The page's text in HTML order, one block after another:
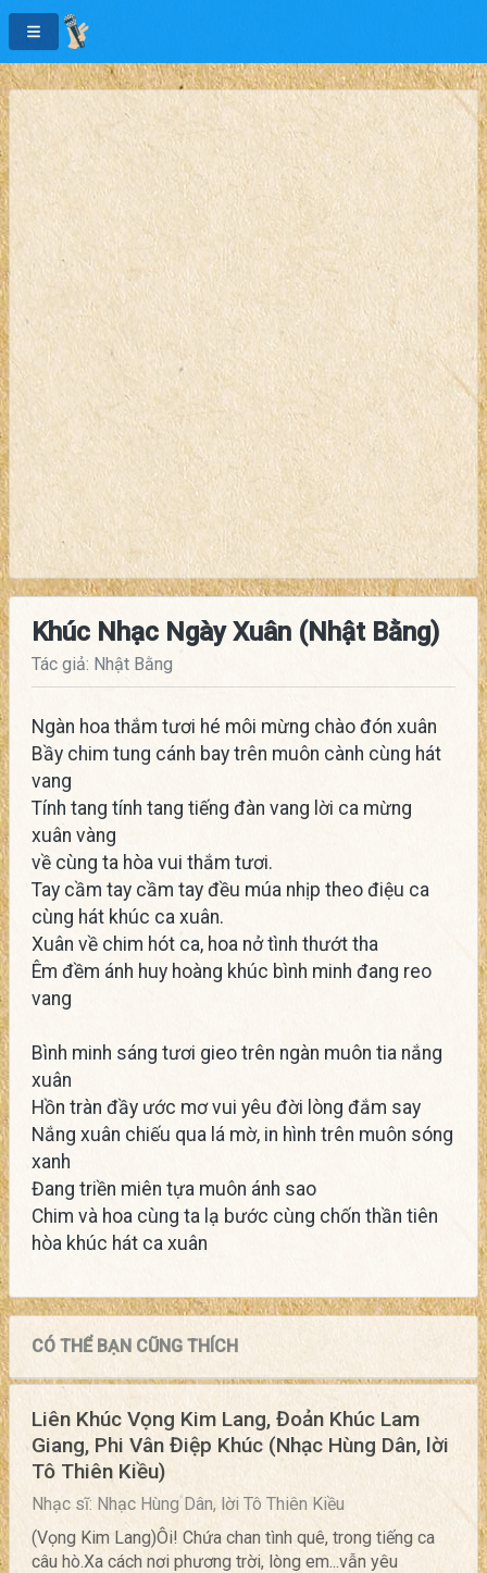
Khúc Nhạc Ngày Xuân (Nhật Bằng)
Tác giả: Nhật Bằng
Ngàn hoa thắm tươi hé môi mừng chào đón xuân
Bầy chim tung cánh bay trên muôn cành cùng hát
vang
Tính tang tính tang tiếng đàn vang lời ca mừng
xuân vàng
về cùng ta hòa vui thắm tươi.
Tay cầm tay cầm tay đều múa nhịp theo điệu ca
cùng hát khúc ca xuân.
Xuân về chim hót ca, hoa nở tình thướt tha
Êm đềm ánh huy hoàng khúc bình minh đang reo
vang
Bình minh sáng tươi gieo trên ngàn muôn tia nắng
xuân
Hồn tràn đầy ước mơ vui yêu đời lòng đắm say
Nắng xuân chiếu qua lá mờ, in hình trên muôn sóng
xanh
Đang triền miên tựa muôn ánh sao
Chim và hoa cùng ta lạ bước cùng chốn thần tiên
hòa khúc hát ca xuân
CÓ THỂ BẠN CŨNG THÍCH
Liên Khúc Vọng Kim Lang, Đoản Khúc Lam
Giang, Phi Vân Điệp Khúc (Nhạc Hùng Dân, lời
Tô Thiên Kiều)
Nhạc sĩ: Nhạc Hùng Dân, lời Tô Thiên Kiều
(Vọng Kim Lang)Ôi! Chứa chan tình quê, trong tiếng ca
câu hò.Xa cách nơi phương trời, lòng em...vẫn yêu